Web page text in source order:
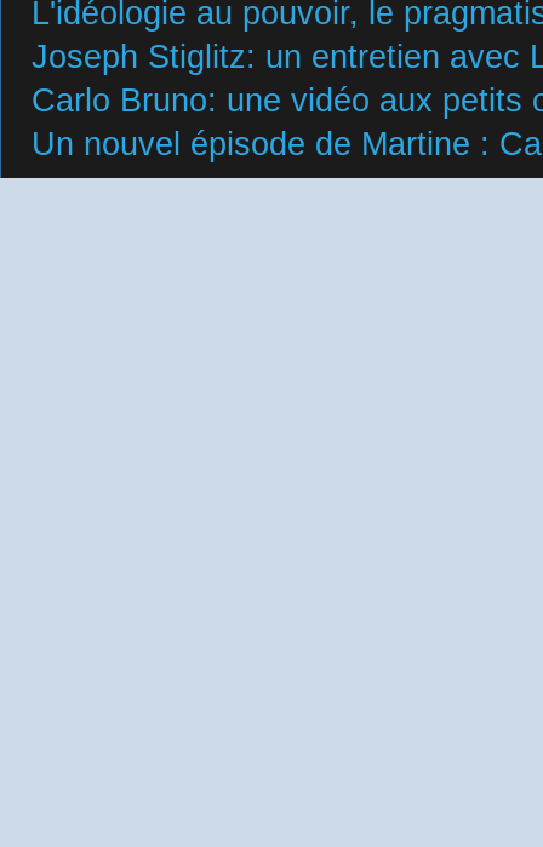
L'idéologie au pouvoir, le
Joseph Stiglitz: un entretien avec
Carlo Bruno: une vidéo aux petits
Un nouvel épisode de Martine :